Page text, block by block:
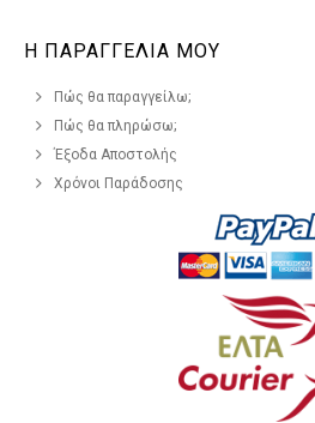
Η ΠΑΡΑΓΓΕΛΙΑ ΜΟΥ
Πώς θα παραγγείλω;
Πώς θα πληρώσω;
Έξοδα Αποστολής
Χρόνοι Παράδοσης